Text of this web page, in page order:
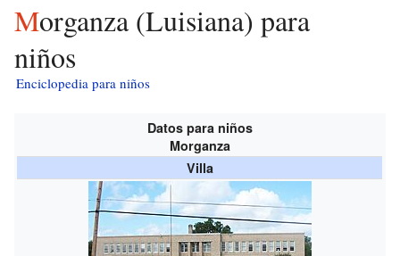
Morganza (Luisiana) para
niños
Enciclopedia para niños
Datos para niños
Morganza
Villa